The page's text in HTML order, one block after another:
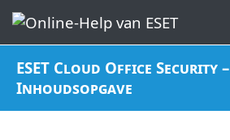
ESET Cloud Office Security –
Inhoudsopgave